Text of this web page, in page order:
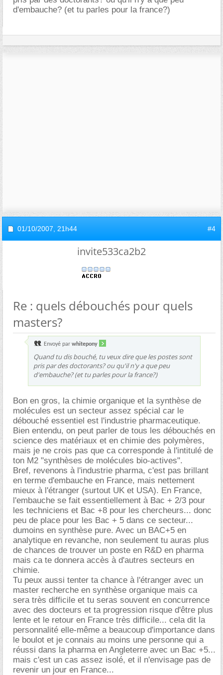
d'embauche? (et tu parles pour la france?)
01/10/2007, 21h44 #4
invite533ca2b2
Re : quels débouchés pour quels
masters?
Envoyé par whitepony
Quand tu dis bouché, tu veux dire que les postes sont
pris par des doctorants? ou qu'il n'y a que peu
d'embauche? (et tu parles pour la france?)
Bon en gros, la chimie organique et la synthèse de
molécules est un secteur assez spécial car le
débouché essentiel est l'industrie pharmaceutique.
Bien entendu, on peut parler de tous les débouchés en
science des matériaux et en chimie des polymères,
mais je ne crois pas que ca corresponde à l'intitulé de
ton M2 "synthèses de molécules bio-actives".
Bref, revenons à l'industrie pharma, c'est pas brillant
en terme d'embauche en France, mais nettement
mieux à l'étranger (surtout UK et USA). En France,
l'embauche se fait essentiellement à Bac + 2/3 pour
les techniciens et Bac +8 pour les chercheurs... donc
peu de place pour les Bac + 5 dans ce secteur...
dumoins en synthèse pure. Avec un BAC+5 en
analytique en revanche, non seulement tu auras plus
de chances de trouver un poste en R&D en pharma
mais ca te donnera accès à d'autres secteurs en
chimie.
Tu peux aussi tenter ta chance à l'étranger avec un
master recherche en synthèse organique mais ca
sera très difficile et tu seras souvent en concurrence
avec des docteurs et ta progression risque d'être plus
lente et le retour en France très difficile... cela dit la
personnalité elle-même a beaucoup d'importance dans
le boulot et je connais au moins une personne qui a
réussi dans la pharma en Angleterre avec un Bac +5...
mais c'est un cas assez isolé, et il n'envisage pas de
revenir un jour en France...